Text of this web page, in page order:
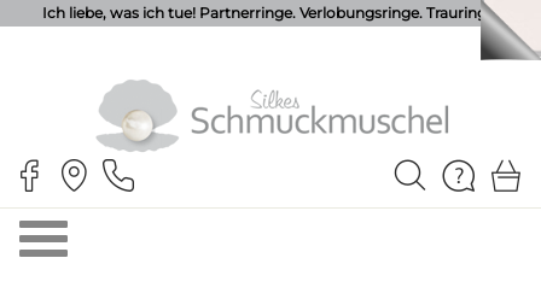
Ich liebe, was ich tue! Partnerringe. Verlobungsringe. Trauringe.